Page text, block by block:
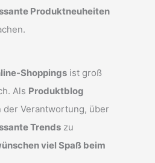
Produktneuheiten
Shoppings ist groß
Als Produktblog
der Verantwortung, über
Trends zu
viel Spaß beim